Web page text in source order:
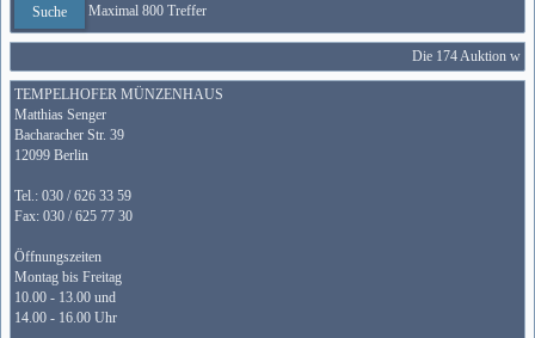
Maximal 800 Treffer
Die 174 Auktion
TEMPELHOFER MÜNZENHAUS
Matthias Senger
Bacharacher Str. 39
12099 Berlin
Tel.: 030 / 626 33 59
Fax: 030 / 625 77 30
Öffnungszeiten
Montag bis Freitag
10.00 - 13.00 und
14.00 - 16.00 Uhr